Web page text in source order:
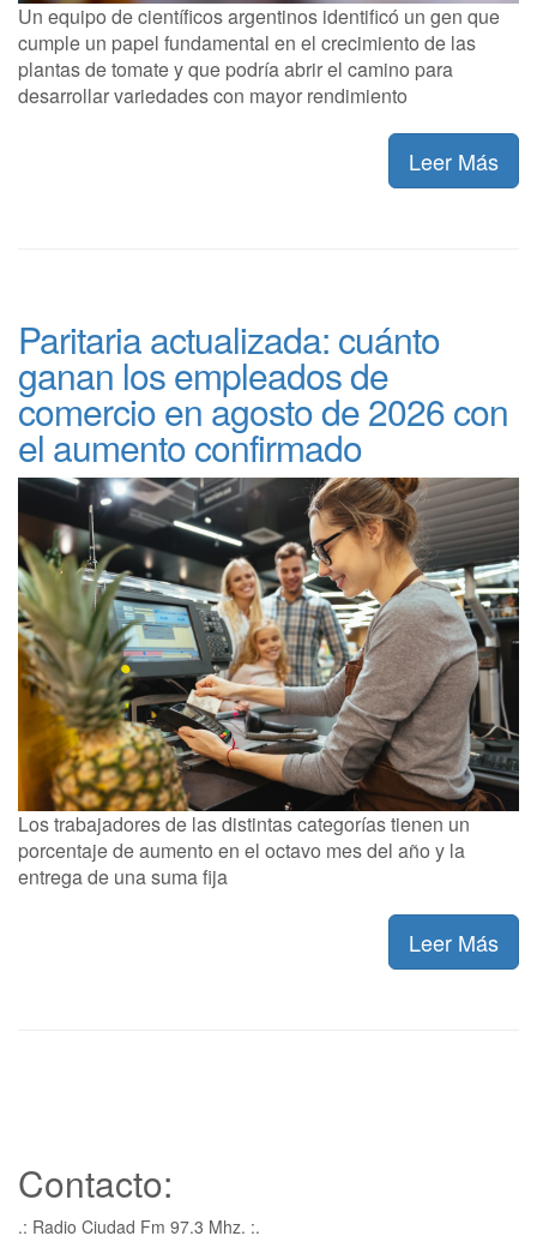
Un equipo de científicos argentinos identificó un gen que
cumple un papel fundamental en el crecimiento de las
plantas de tomate y que podría abrir el camino para
desarrollar variedades con mayor rendimiento
Leer Más
Paritaria actualizada: cuánto
ganan los empleados de
comercio en agosto de 2026 con
el aumento confirmado
Los trabajadores de las distintas categorías tienen un
porcentaje de aumento en el octavo mes del año y la
entrega de una suma fija
Leer Más
Contacto:
.: Radio Ciudad Fm 97.3 Mhz. :.